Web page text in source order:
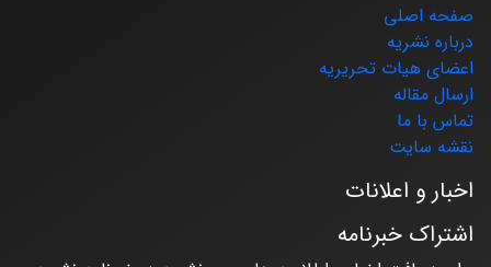
صفحه اصلی
درباره نشریه
اعضای هیات تحریریه
ارسال مقاله
تماس با ما
نقشه سایت
اخبار و اعلانات
اشتراک خبرنامه